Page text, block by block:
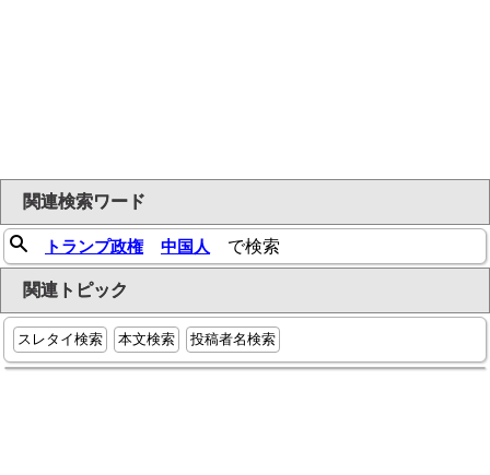
関連検索ワード
トランプ政権 中国人 で検索
関連トピック
スレタイ検索 本文検索 投稿者名検索